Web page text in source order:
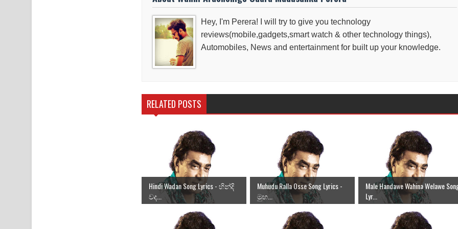
Hey, I'm Perera! I will try to give you technology
reviews(mobile,gadgets,smart watch & other technology things),
Automobiles, News and entertainment for built up your knowledge.
RELATED POSTS
Hindi Wadan Song Lyrics - හින්දි
වද...
Muhudu Ralla Osse Song Lyrics -
මුහ...
Male Handawe Wahina Welawe
Lyr...